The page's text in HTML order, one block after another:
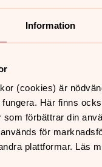
Information
(cookies) är
Här finns
förbättrar din
för
plattformar. Läs
Klockrent ges ut
hushåll i
som är ute nu,
här: